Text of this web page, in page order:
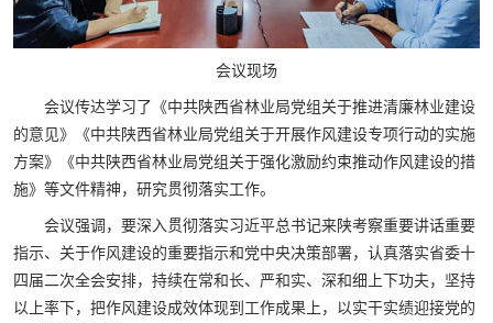
会议现场
会议传达学习了《中共陕西省林业局党组关于推进清廉林业建设
的意见》《中共陕西省林业局党组关于开展作风建设专项行动的实施
方案》《中共陕西省林业局党组关于强化激励约束推动作风建设的措
施》等文件精神，研究贯彻落实工作。
会议强调，要深入贯彻落实习近平总书记来陕考察重要讲话重要
指示、关于作风建设的重要指示和党中央决策部署，认真落实省委十
四届二次全会安排，持续在常和长、严和实、深和细上下功夫，坚持
以上率下，把作风建设成效体现到工作成果上，以实干实绩迎接党的